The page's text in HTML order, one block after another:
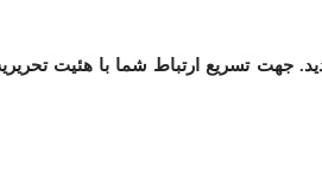
جهت تسریع ارتباط شما با هئیت